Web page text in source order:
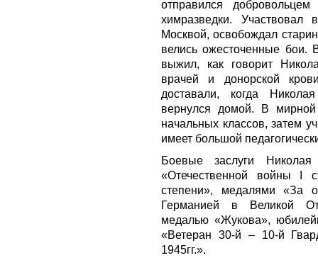
отправился
химразведки.
Москвой, освобождал
велись ожесточенные бои.
выжил, как говорит
врачей и донорской
доставали, когда
вернулся домой. В
начальных классов, затем
имеет большой
Боевые заслуги
«Отечественной войны I
степени», медалями «За
Германией в Великой
медалью «Жукова»,
«Ветеран 30-й – 10-й
1945гг.».